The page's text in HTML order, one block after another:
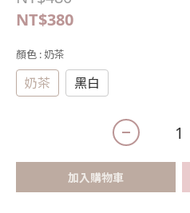
NT$380
顏色 : 奶茶
奶茶 黑白
加入購物車